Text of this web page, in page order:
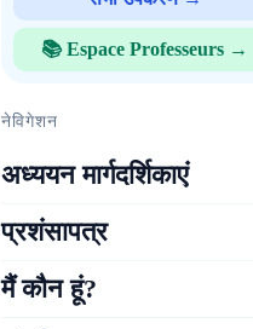
📚 Espace Professeurs →
नेविगेशन
अध्ययन मार्गदर्शिकाएं
प्रशंसापत्र
मैं कौन हूं?